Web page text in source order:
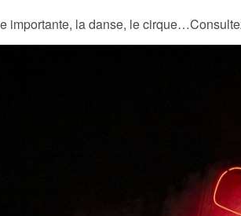
importante, la danse, le